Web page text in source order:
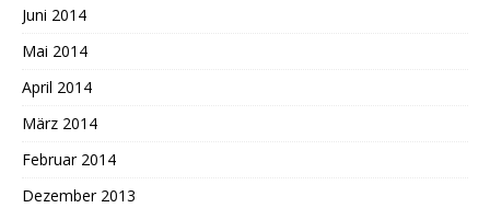
Juni 2014
Mai 2014
April 2014
März 2014
Februar 2014
Dezember 2013